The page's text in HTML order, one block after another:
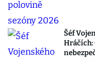
Šéf
Hráčích: